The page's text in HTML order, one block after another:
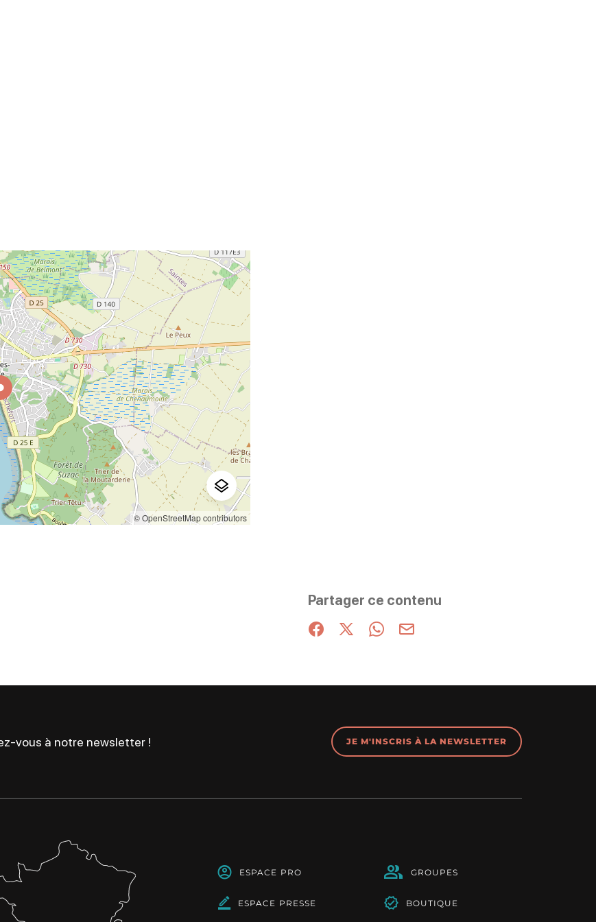
© OpenStreetMap contributors
Partager ce contenu
Partager sur Facebook (nouvelle fenêtre)
Partager sur X / Twitter (nouvelle fenêtre)
Partager sur WhatsApp
Partager par mail
vous à notre newsletter ! JE M'INSCRIS À LA NEWSLETTER
ESPACE PRO
ESPACE PRESSE
GROUPES
BOUTIQUE